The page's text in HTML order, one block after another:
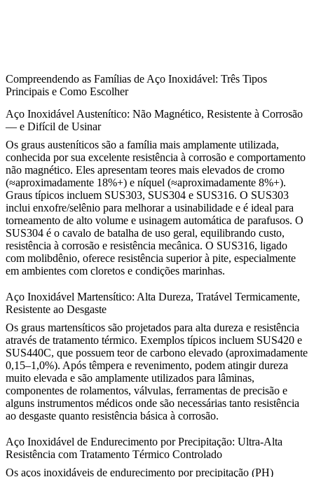
Compreendendo as Famílias de Aço Inoxidável: Três Tipos
Principais e Como Escolher
Aço Inoxidável Austenítico: Não Magnético, Resistente à Corrosão
— e Difícil de Usinar
Os graus austeníticos são a família mais amplamente utilizada,
conhecida por sua excelente resistência à corrosão e comportamento
não magnético. Eles apresentam teores mais elevados de cromo
(≈aproximadamente 18%+) e níquel (≈aproximadamente 8%+).
Graus típicos incluem SUS303, SUS304 e SUS316. O SUS303
inclui enxofre/selênio para melhorar a usinabilidade e é ideal para
torneamento de alto volume e usinagem automática de parafusos. O
SUS304 é o cavalo de batalha de uso geral, equilibrando custo,
resistência à corrosão e resistência mecânica. O SUS316, ligado
com molibdênio, oferece resistência superior à pite, especialmente
em ambientes com cloretos e condições marinhas.
Aço Inoxidável Martensítico: Alta Dureza, Tratável Termicamente,
Resistente ao Desgaste
Os graus martensíticos são projetados para alta dureza e resistência
através de tratamento térmico. Exemplos típicos incluem SUS420 e
SUS440C, que possuem teor de carbono elevado (aproximadamente
0,15–1,0%). Após têmpera e revenimento, podem atingir dureza
muito elevada e são amplamente utilizados para lâminas,
componentes de rolamentos, válvulas, ferramentas de precisão e
alguns instrumentos médicos onde são necessárias tanto resistência
ao desgaste quanto resistência básica à corrosão.
Aço Inoxidável de Endurecimento por Precipitação: Ultra-Alta
Resistência com Tratamento Térmico Controlado
Os aços inoxidáveis de endurecimento por precipitação (PH)